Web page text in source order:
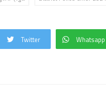
Twitter Whatsapp